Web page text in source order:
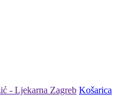
- Ljekarna Zagreb Košarica